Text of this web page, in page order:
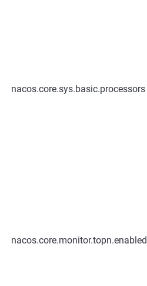
nacos.core.sys.basic.processors
nacos.core.monitor.topn.enabled